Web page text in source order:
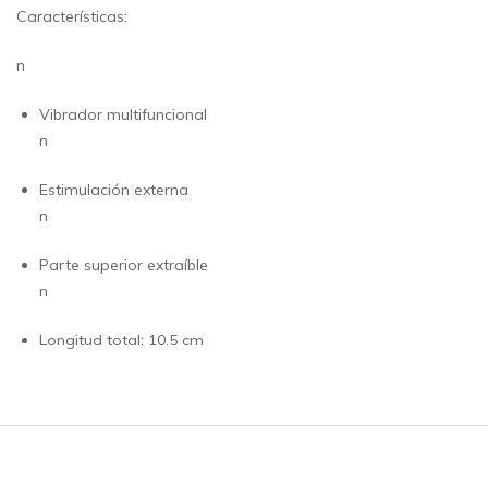
Características:
n
Vibrador multifuncional
n
Estimulación externa
n
Parte superior extraíble
n
Longitud total: 10.5 cm